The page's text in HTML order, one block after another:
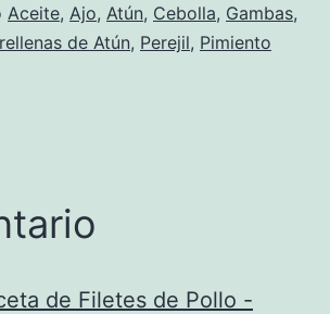
Aceite, Ajo, Atún, Cebolla, Gambas,
de Atún, Perejil, Pimiento
de Filetes de Pollo -